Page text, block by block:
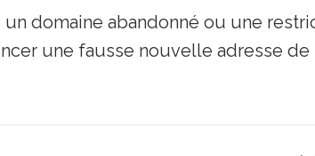
domaine abandonné ou une
une fausse nouvelle adresse de